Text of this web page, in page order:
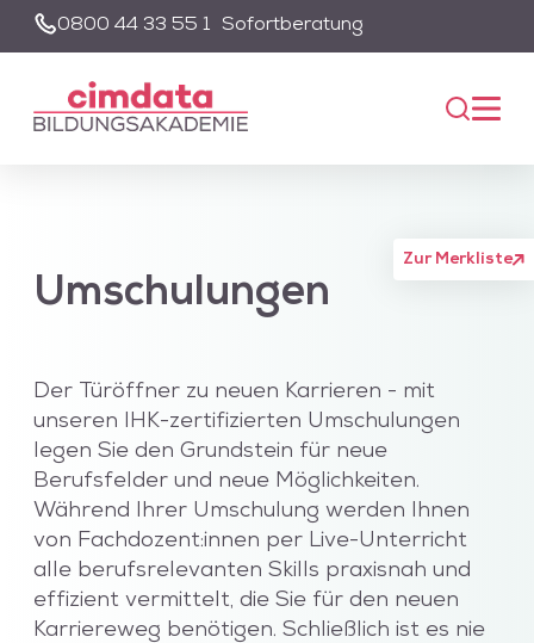
0800 44 33 55 1 Sofortberatung
Zur Merkliste
Unsere Suche wird von einem KI-gestützten Chatbot-System
der Datenschutzerklärung zustimmen und die entsprechenden
Umschulungen
Der Türöffner zu neuen Karrieren - mit
unseren IHK-zertifizierten Umschulungen
legen Sie den Grundstein für neue
Berufsfelder und neue Möglichkeiten.
Während Ihrer Umschulung werden Ihnen
von Fachdozent:innen per Live-Unterricht
alle berufsrelevanten Skills praxisnah und
effizient vermittelt, die Sie für den neuen
Karriereweg benötigen. Schließlich ist es nie